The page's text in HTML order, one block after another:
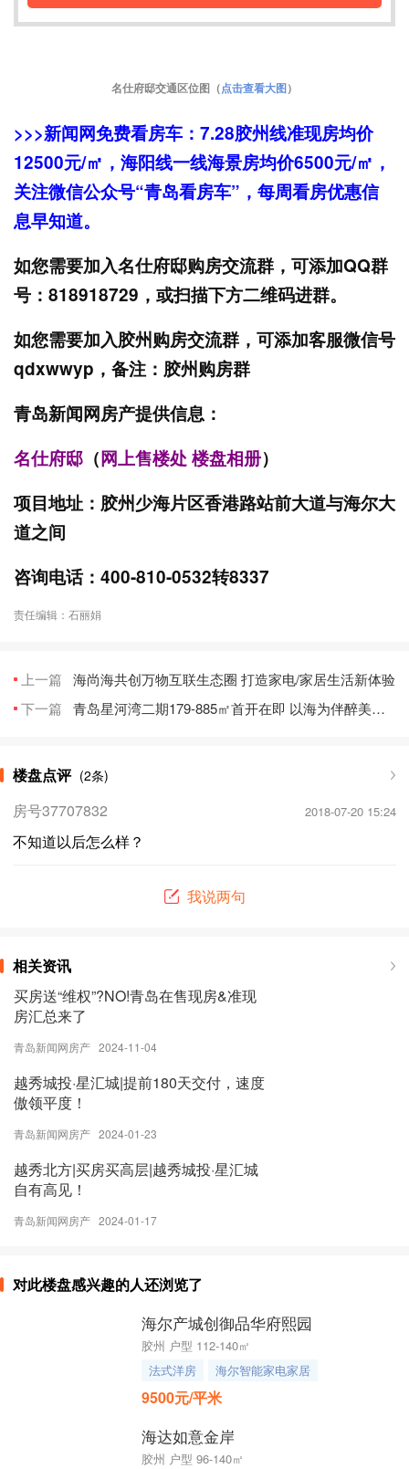
名仕府邸交通区位图（点击查看大图）
>>>新闻网免费看房车：7.28胶州线准现房均价
12500元/㎡，海阳线一线海景房均价6500元/㎡，
关注微信公众号“青岛看房车”，每周看房优惠信
息早知道。
如您需要加入名仕府邸购房交流群，可添加QQ群
号：818918729，或扫描下方二维码进群。
如您需要加入胶州购房交流群，可添加客服微信号
qdxwwyp，备注：胶州购房群
青岛新闻网房产提供信息：
名仕府邸 （网上售楼处楼盘相册）
项目地址：胶州少海片区香港路站前大道与海尔大
道之间
咨询电话：400-810-0532转8337
责任编辑：石丽娟
上一篇
海尚海共创万物互联生态圈 打造家电/家居生活新体验
下一篇
青岛星河湾二期179-885㎡首开在即 以海为伴醉美园林
楼盘点评 (2条)
房号37707832 2018-07-20 15:24
不知道以后怎么样？
我说两句
相关资讯
买房送“维权”?NO!青岛在售现房&准现
房汇总来了
青岛新闻网房产 2024-11-04
越秀城投·星汇城|提前180天交付，速度
傲领平度！
青岛新闻网房产 2024-01-23
越秀北方|买房买高层|越秀城投·星汇城
自有高见！
青岛新闻网房产 2024-01-17
对此楼盘感兴趣的人还浏览了
海尔产城创御品华府熙园
胶州 户型 112-140㎡
法式洋房
海尔智能家电家居
9500元/平米
海达如意金岸
胶州 户型 96-140㎡